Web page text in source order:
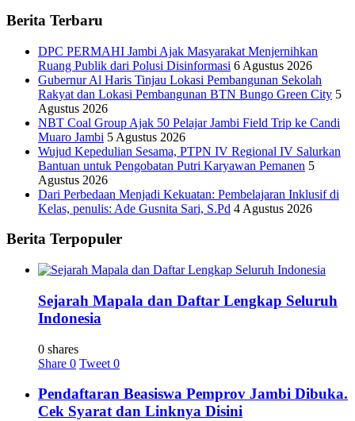
Berita Terbaru
DPC PERMAHI Jambi Ajak Masyarakat Menjernihkan
Ruang Publik dari Polusi Disinformasi 6 Agustus 2026
Gubernur Al Haris Tinjau Lokasi Pembangunan Sekolah
Rakyat dan Lokasi Pembangunan BTN Bungo Green City 5
Agustus 2026
NBT Coal Group Ajak 50 Pelajar Jambi Field Trip ke Candi
Muaro Jambi 5 Agustus 2026
Wujud Kepedulian Sesama, PTPN IV Regional IV Salurkan
Bantuan untuk Pengobatan Putri Karyawan Pemanen 5
Agustus 2026
Dari Perbedaan Menjadi Kekuatan: Pembelajaran Inklusif di
Kelas, penulis: Ade Gusnita Sari, S.Pd 4 Agustus 2026
Berita Terpopuler
Sejarah Mapala dan Daftar Lengkap Seluruh
Indonesia
0 shares
Share 0 Tweet 0
Pendaftaran Beasiswa Pemprov Jambi Dibuka.
Cek Syarat dan Linknya Disini